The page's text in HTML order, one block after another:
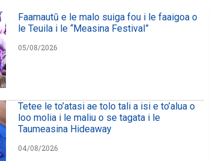
Faamautū e le malo suiga fou i le faaigoa o
le Teuila i le “Measina Festival”
05/08/2026
Tetee le to’atasi ae tolo tali a isi e to’alua o
loo molia i le maliu o se tagata i le
Taumeasina Hideaway
04/08/2026